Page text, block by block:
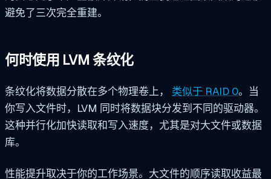
避免了三次完全重建。
何时使用 LVM 条纹化
条纹化将数据分散在多个物理卷上， 类似于 RAID 0。当
你写入文件时，LVM 同时将数据块分发到不同的驱动器。
这种并行化加快读取和写入速度，尤其是对大文件或数据
库。
性能提升取决于你的工作场景。大文件的顺序读取收益最